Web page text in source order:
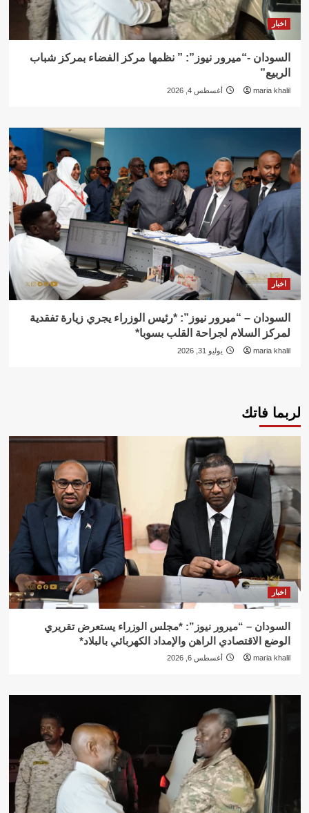
اخبار
السودان -“ميرور نيوز”: ” نظمها مركز الفضاء بمركز شباب
الربيع”
maria khalil أغسطس 4, 2026
اخبار
السودان – “ميرور نيوز”: *رئيس الوزراء يجري زيارة تفقدية
لمركز السلام لجراحة القلب بسوبا*
maria khalil يوليو 31, 2026
لربما فاتك
اخبار
السودان – “ميرور نيوز”: *مجلس الوزراء يستعرض تقريري
الوضع الاقتصادي الراهن والإمداد الكهربائي بالبلاد*
maria khalil أغسطس 6, 2026